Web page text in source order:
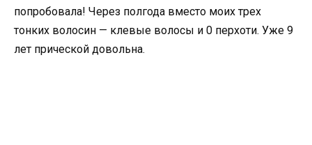
попробовала! Через полгода вместо моих трех
тонких волосин — клевые волосы и 0 перхоти. Уже 9
лет прической довольна.